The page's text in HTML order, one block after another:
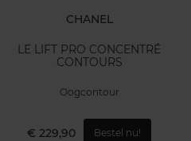
CHANEL
LE LIFT PRO CONCENTRÉ
CONTOURS
Oogcontour
€ 229,90 Bestel nu!